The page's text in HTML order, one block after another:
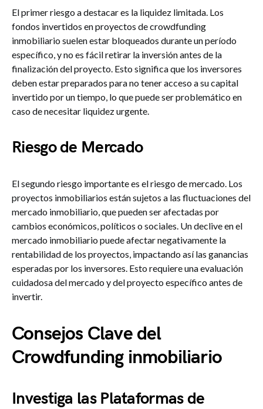
El primer riesgo a destacar es la liquidez limitada. Los
fondos invertidos en proyectos de crowdfunding
inmobiliario suelen estar bloqueados durante un período
específico, y no es fácil retirar la inversión antes de la
finalización del proyecto. Esto significa que los inversores
deben estar preparados para no tener acceso a su capital
invertido por un tiempo, lo que puede ser problemático en
caso de necesitar liquidez urgente.
Riesgo de Mercado
El segundo riesgo importante es el riesgo de mercado. Los
proyectos inmobiliarios están sujetos a las fluctuaciones del
mercado inmobiliario, que pueden ser afectadas por
cambios económicos, políticos o sociales. Un declive en el
mercado inmobiliario puede afectar negativamente la
rentabilidad de los proyectos, impactando así las ganancias
esperadas por los inversores. Esto requiere una evaluación
cuidadosa del mercado y del proyecto específico antes de
invertir.
Consejos Clave del
Crowdfunding inmobiliario
Investiga las Plataformas de